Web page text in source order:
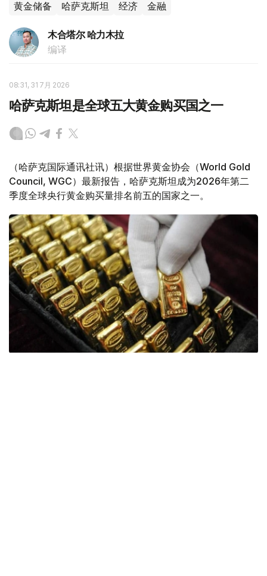
黄金储备 哈萨克斯坦 经济 金融
木合塔尔 哈力木拉
编译
08:31, 31 7月 2026
哈萨克斯坦是全球五大黄金购买国之一
（哈萨克国际通讯社讯）根据世界黄金协会（World Gold
Council, WGC）最新报告，哈萨克斯坦成为2026年第二
季度全球央行黄金购买量排名前五的国家之一。